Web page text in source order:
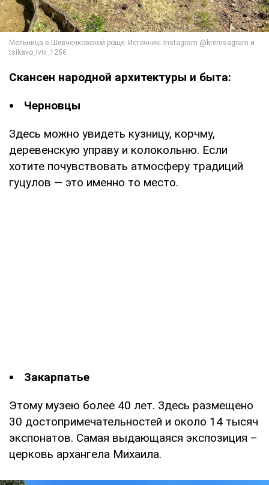
Скансен народной архитектуры и быта:
Черновцы
Здесь можно увидеть кузницу, корчму,
деревенскую управу и колокольню. Если
хотите почувствовать атмосферу традиций
гуцулов — это именно то место.
Закарпатье
Этому музею более 40 лет. Здесь размещено
30 достопримечательностей и около 14 тысяч
экспонатов. Самая выдающаяся экспозиция –
церковь архангела Михаила.